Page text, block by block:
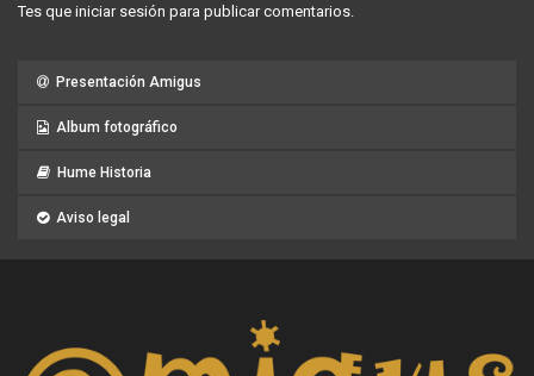
Tes que iniciar sesión para publicar comentarios.
Presentación Amigus
Album fotográfico
Hume Historia
Aviso legal